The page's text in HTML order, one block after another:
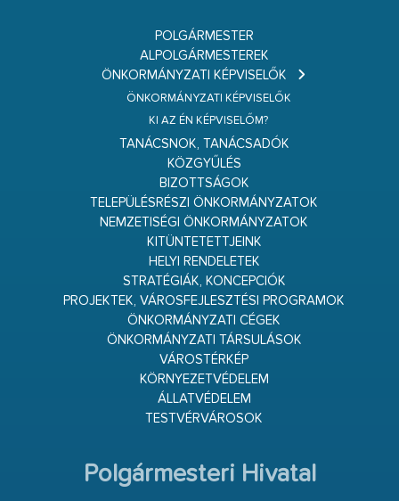
POLGÁRMESTER
ALPOLGÁRMESTEREK
ÖNKORMÁNYZATI KÉPVISELŐK
ÖNKORMÁNYZATI KÉPVISELŐK
KI AZ ÉN KÉPVISELŐM?
TANÁCSNOK, TANÁCSADÓK
KÖZGYŰLÉS
BIZOTTSÁGOK
TELEPÜLÉSRÉSZI ÖNKORMÁNYZATOK
NEMZETISÉGI ÖNKORMÁNYZATOK
KITÜNTETETTJEINK
HELYI RENDELETEK
STRATÉGIÁK, KONCEPCIÓK
PROJEKTEK, VÁROSFEJLESZTÉSI PROGRAMOK
ÖNKORMÁNYZATI CÉGEK
ÖNKORMÁNYZATI TÁRSULÁSOK
VÁROSTÉRKÉP
KÖRNYEZETVÉDELEM
ÁLLATVÉDELEM
TESTVÉRVÁROSOK
Polgármesteri Hivatal